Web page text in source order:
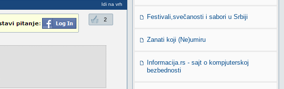
Idi na vrh
2 Festivali,svečanosti i sabori u Srbiji
Zanati koji (Ne)umiru
Informacija.rs - sajt o kompjuterskoj
bezbednosti